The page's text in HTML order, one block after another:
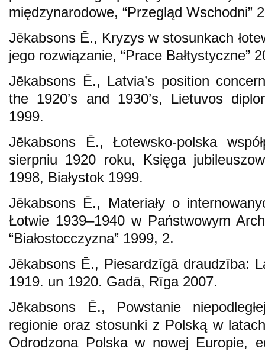
międzynarodowe, “Przegląd Wschodni”
Jēkabsons Ē., Kryzys w stosunkach
jego rozwiązanie, “Prace Bałtystyczne”
Jēkabsons Ē., Latvia’s position
the 1920’s and 1930’s, Lietuvos
1999.
Jēkabsons Ē., Łotewsko-polska
sierpniu 1920 roku, Księga
1998, Białystok 1999.
Jēkabsons Ē., Materiały o
Łotwie 1939–1940 w Państwowym
“Białostocczyzna” 1999, 2.
Jēkabsons Ē., Piesardzīgā draudzība:
1919. un 1920. Gadā, Rīga 2007.
Jēkabsons Ē., Powstanie
regionie oraz stosunki z Polską w
Odrodzona Polska w nowej Europie,